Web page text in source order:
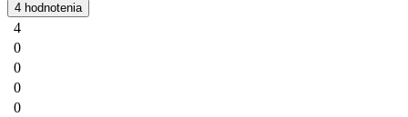
4 hodnotenia
4
0
0
0
0